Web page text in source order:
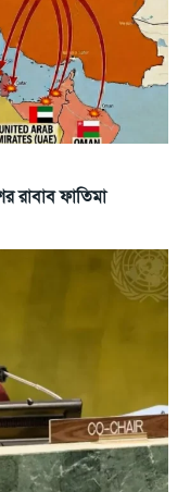
রাবাব ফাতিমা